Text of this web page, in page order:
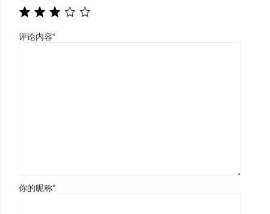
评论内容*
你的昵称*